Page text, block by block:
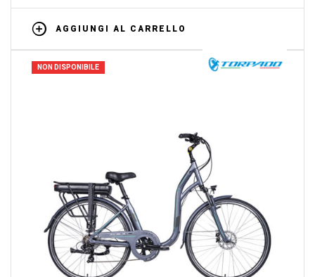
AGGIUNGI AL CARRELLO
NON DISPONIBILE